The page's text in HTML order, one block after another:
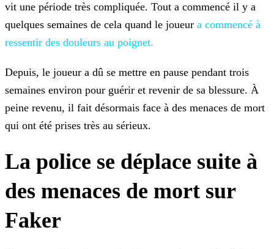
vit une période très compliquée. Tout a commencé il y a
quelques semaines de cela quand le joueur a commencé à
ressentir des douleurs au poignet.
Depuis, le joueur a dû se mettre en pause pendant trois
semaines environ pour guérir et revenir de sa blessure. À
peine revenu, il fait désormais face à des menaces de mort
qui ont été prises très au sérieux.
La police se déplace suite à
des menaces de mort sur
Faker